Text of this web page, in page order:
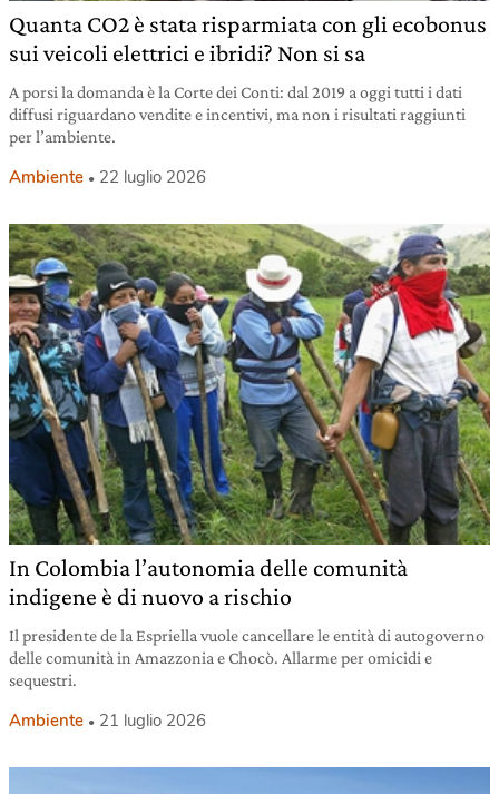
Quanta CO2 è stata risparmiata con gli ecobonus
sui veicoli elettrici e ibridi? Non si sa
A porsi la domanda è la Corte dei Conti: dal 2019 a oggi tutti i dati
diffusi riguardano vendite e incentivi, ma non i risultati raggiunti
per l’ambiente.
Ambiente 22 luglio 2026
In Colombia l’autonomia delle comunità
indigene è di nuovo a rischio
Il presidente de la Espriella vuole cancellare le entità di autogoverno
delle comunità in Amazzonia e Chocò. Allarme per omicidi e
sequestri.
Ambiente 21 luglio 2026